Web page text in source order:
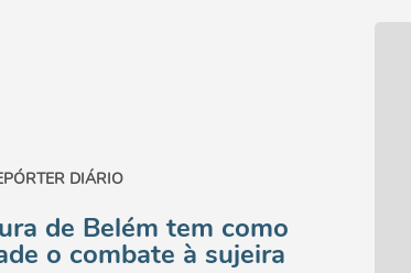
DIÁRIO
de Belém tem como
o combate à sujeira